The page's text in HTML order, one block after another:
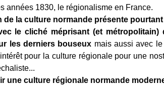
années 1830, le régionalisme en France.
de la culture normande présente
le cliché méprisant (et
les derniers bouseux mais aussi avec le
pour la culture régionale pour une
une culture régionale normande